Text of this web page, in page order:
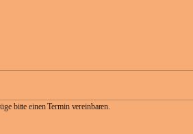
bitte einen Termin vereinbaren.